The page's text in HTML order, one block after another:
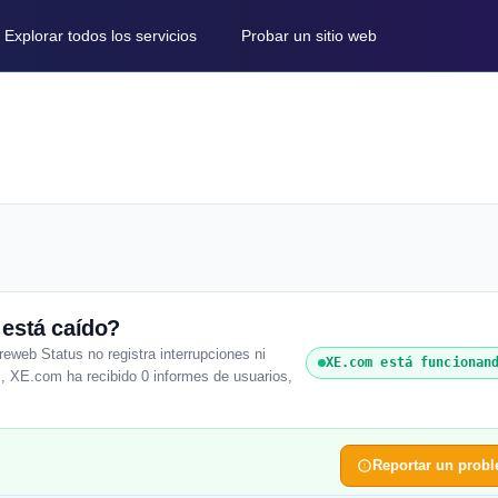
Explorar todos los servicios Probar un sitio web
caído?
Status no registra interrupciones ni
ha recibido 0 informes de usuarios,
XE.com está
Reportar un